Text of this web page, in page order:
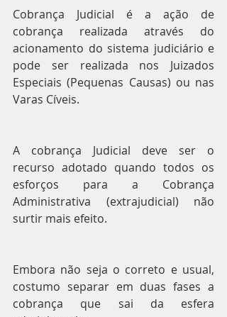
Cobrança Judicial é a ação de
cobrança realizada através do
acionamento do sistema judiciário e
pode ser realizada nos Juizados
Especiais (Pequenas Causas) ou nas
Varas Cíveis.
A cobrança Judicial deve ser o
recurso adotado quando todos os
esforços para a Cobrança
Administrativa (extrajudicial) não
surtir mais efeito.
Embora não seja o correto e usual,
costumo separar em duas fases a
cobrança que sai da esfera